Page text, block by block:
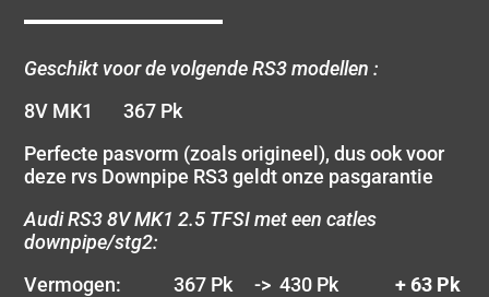
Geschikt voor de volgende RS3 modellen :
8V MK1 367 Pk
Perfecte pasvorm (zoals origineel), dus ook voor
deze rvs Downpipe RS3 geldt onze pasgarantie
Audi RS3 8V MK1 2.5 TFSI met een catles
downpipe/stg2:
Vermogen: 367 Pk -> 430 Pk+ 63 Pk